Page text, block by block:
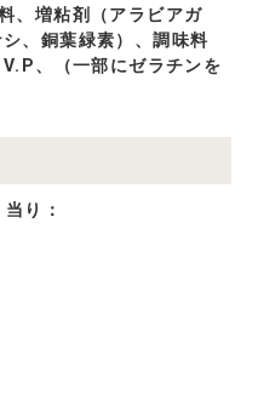
、増粘剤（アラビアガ
、銅葉緑素）、調味料
V.P、（一部にゼラチンを
り：